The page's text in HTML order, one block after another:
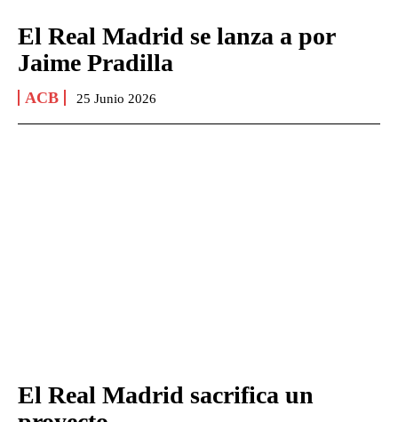
El Real Madrid se lanza a por
Jaime Pradilla
ACB 25 Junio 2026
El Real Madrid sacrifica un